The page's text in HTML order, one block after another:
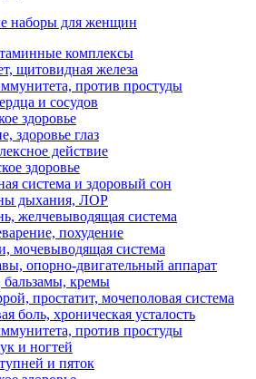
наборы для женщин
комплексы
щитовидная железа
против простуды
и сосудов
здоровье
здоровье глаз
действие
здоровье
система и здоровый сон
дыхания, ЛОР
желчевыводящая система
похудение
мочевыводящая система
опорно-двигательный аппарат
бальзамы, кремы
простатит, мочеполовая система
боль, хроническая усталость
против простуды
и ногтей
и пяток